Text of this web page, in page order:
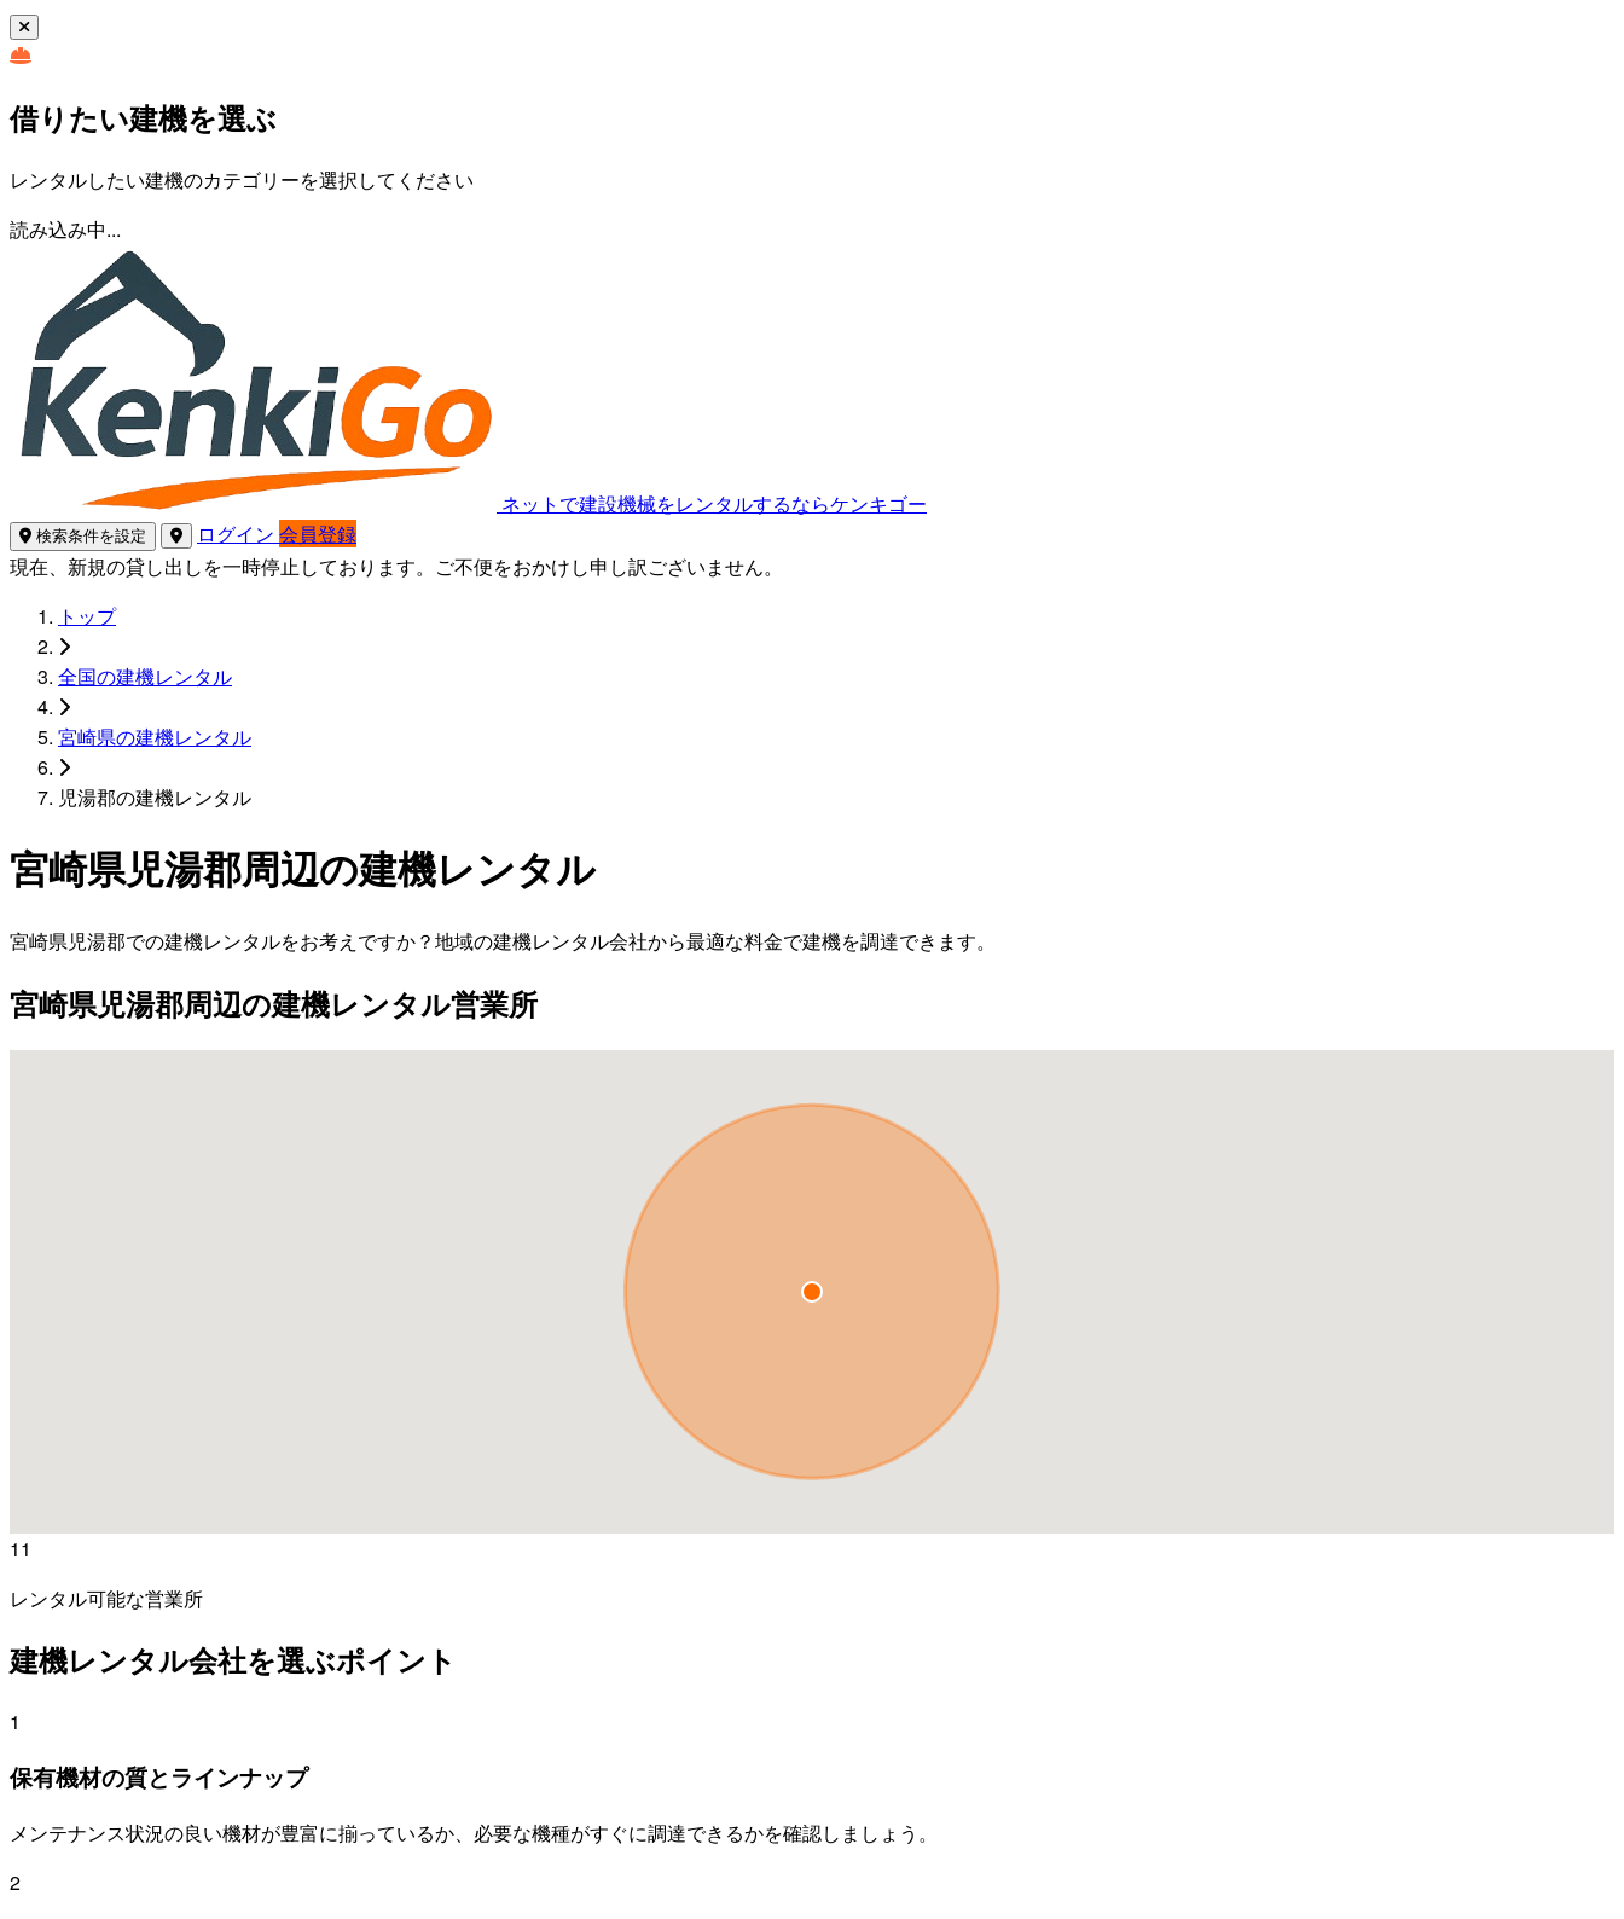
借りたい建機を選ぶ
レンタルしたい建機のカテゴリーを選択してください
読み込み中...
ネットで建設機械をレンタルするならケンキゴー
検索条件を設定 ログイン 会員登録
現在、新規の貸し出しを一時停止しております。ご不便をおかけし申し訳ございません。
トップ
全国の建機レンタル
宮崎県の建機レンタル
児湯郡の建機レンタル
宮崎県児湯郡周辺の建機レンタル
宮崎県児湯郡での建機レンタルをお考えですか？地域の建機レンタル会社から最適な料金で建機を調達できます。
宮崎県児湯郡周辺の建機レンタル営業所
11
レンタル可能な営業所
建機レンタル会社を選ぶポイント
1
保有機材の質とラインナップ
メンテナンス状況の良い機材が豊富に揃っているか、必要な機種がすぐに調達できるかを確認しましょう。
2